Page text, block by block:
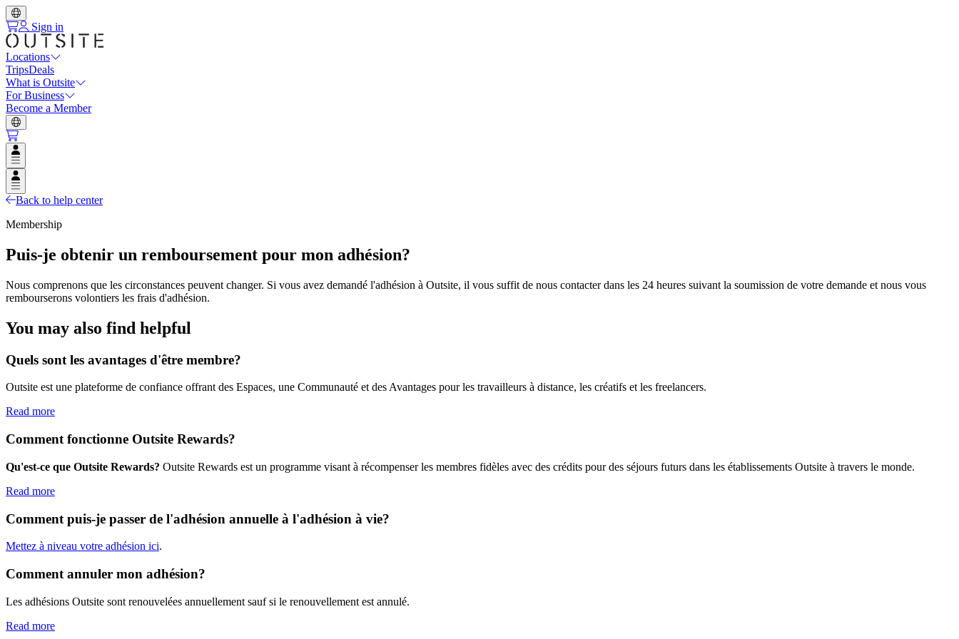
Sign in
Locations
TripsDeals
What is Outsite
For Business
Become a Member
Open user menu
Open user menu
Back to help center
Membership
Puis-je obtenir un remboursement pour mon adhésion?
Nous comprenons que les circonstances peuvent changer. Si vous avez demandé l'adhésion à Outsite, il vous suffit de nous contacter dans les 24 heures suivant la soumission de votre demande et nous vous
rembourserons volontiers les frais d'adhésion.
You may also find helpful
Quels sont les avantages d'être membre?
Outsite est une plateforme de confiance offrant des Espaces, une Communauté et des Avantages pour les travailleurs à distance, les créatifs et les freelancers.
Read more
Comment fonctionne Outsite Rewards?
Qu'est-ce que Outsite Rewards? Outsite Rewards est un programme visant à récompenser les membres fidèles avec des crédits pour des séjours futurs dans les établissements Outsite à travers le monde.
Read more
Comment puis-je passer de l'adhésion annuelle à l'adhésion à vie?
Mettez à niveau votre adhésion ici.
Comment annuler mon adhésion?
Les adhésions Outsite sont renouvelées annuellement sauf si le renouvellement est annulé.
Read more